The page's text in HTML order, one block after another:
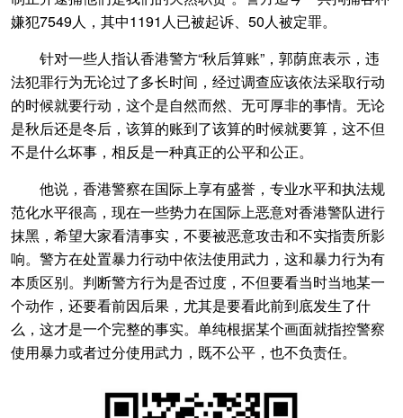
嫌犯7549人，其中1191人已被起诉、50人被定罪。
针对一些人指认香港警方“秋后算账”，郭荫庶表示，违
法犯罪行为无论过了多长时间，经过调查应该依法采取行动
的时候就要行动，这个是自然而然、无可厚非的事情。无论
是秋后还是冬后，该算的账到了该算的时候就要算，这不但
不是什么坏事，相反是一种真正的公平和公正。
他说，香港警察在国际上享有盛誉，专业水平和执法规
范化水平很高，现在一些势力在国际上恶意对香港警队进行
抹黑，希望大家看清事实，不要被恶意攻击和不实指责所影
响。警方在处置暴力行动中依法使用武力，这和暴力行为有
本质区别。判断警方行为是否过度，不但要看当时当地某一
个动作，还要看前因后果，尤其是要看此前到底发生了什
么，这才是一个完整的事实。单纯根据某个画面就指控警察
使用暴力或者过分使用武力，既不公平，也不负责任。